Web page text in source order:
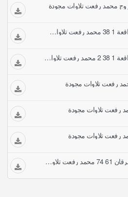
سورة القمر 1 32 والواقعة 1 38 محمد رفعت تلاوات مجودة
سورة القمر 1 32 والواقعة 1 38 2 محمد رفعت تلاوات مجودة
سورة النور 35 38 والفرقان 61 74 محمد رفعت تلاوات مجودة